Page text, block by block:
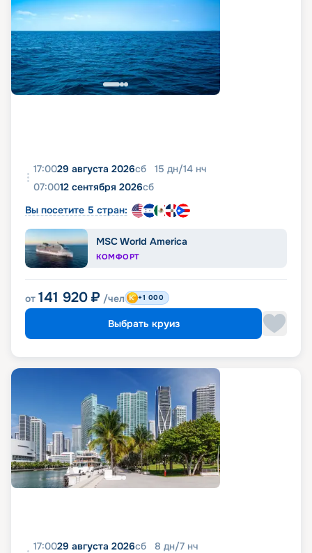
17:0029 августа 2026сб 15 дн/14 нч
07:0012 сентября 2026сб
Вы посетите 5 стран:
MSC World America
КОМФОРТ
от 141 920 ₽ /чел +1 000
Выбрать круиз
17:0029 августа 2026сб 8 дн/7 нч